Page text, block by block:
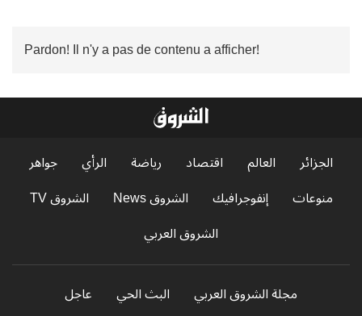
Pardon! Il n'y a pas de contenu a afficher!
الجزائر العالم اقتصاد رياضة الرأي
جواهر
منوعات
إنفوجرافيك الشروق News
الشروق TV
الشروق العربي
مجلة الشروق العربي البث الحي عاجل